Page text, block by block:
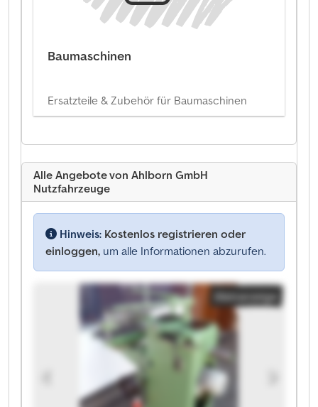
Baumaschinen
Ersatzteile & Zubehör für Baumaschinen
Alle Angebote von Ahlborn GmbH
Nutzfahrzeuge
Hinweis: Kostenlos registrieren oder
einloggen, um alle Informationen abzurufen.
Kleinanzeige